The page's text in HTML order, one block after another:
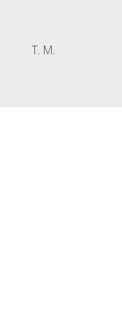
T. M.